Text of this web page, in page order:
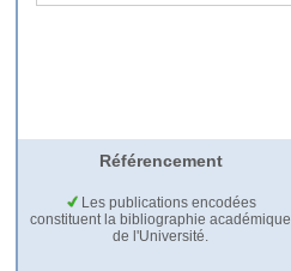
Référencement
Les publications encodées
constituent la bibliographie académique
de l'Université.